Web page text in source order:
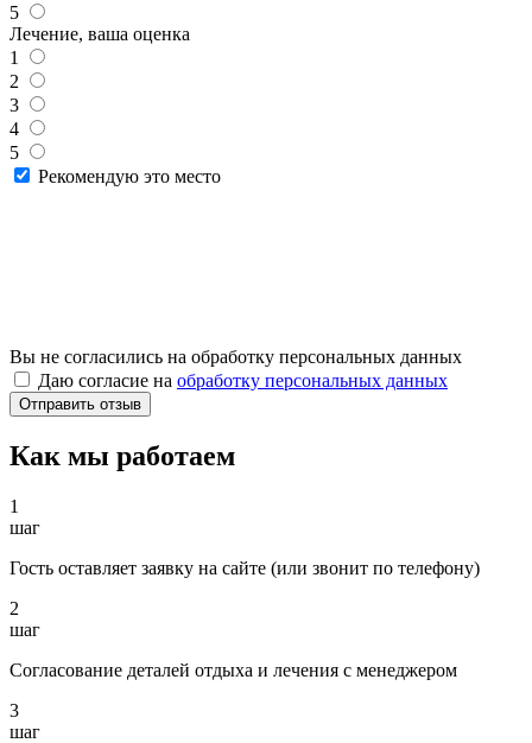
5
Лечение, ваша оценка
1
2
3
4
5
Рекомендую это место
Вы не согласились на обработку персональных данных
Даю согласие на обработку персональных данных
Как мы работаем
1
шаг
Гость оставляет заявку на сайте (или звонит по телефону)
2
шаг
Согласование деталей отдыха и лечения с менеджером
3
шаг